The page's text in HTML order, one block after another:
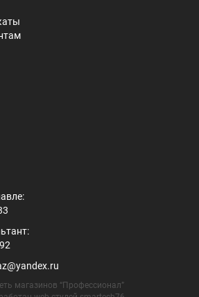
магазинов “Профессионал”